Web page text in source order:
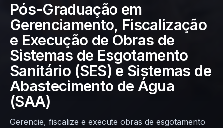
Pós-Graduação em
Gerenciamento, Fiscalização
e Execução de Obras de
Sistemas de Esgotamento
Sanitário (SES) e Sistemas de
Abastecimento de Água
(SAA)
Gerencie, fiscalize e execute obras de esgotamento